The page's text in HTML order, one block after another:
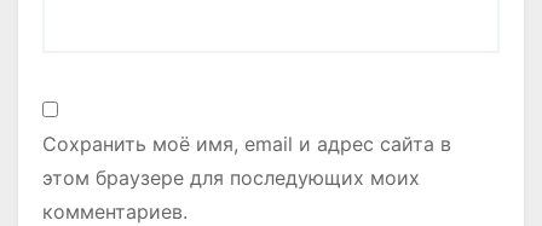
Сохранить моё имя, email и адрес сайта в
этом браузере для последующих моих
комментариев.